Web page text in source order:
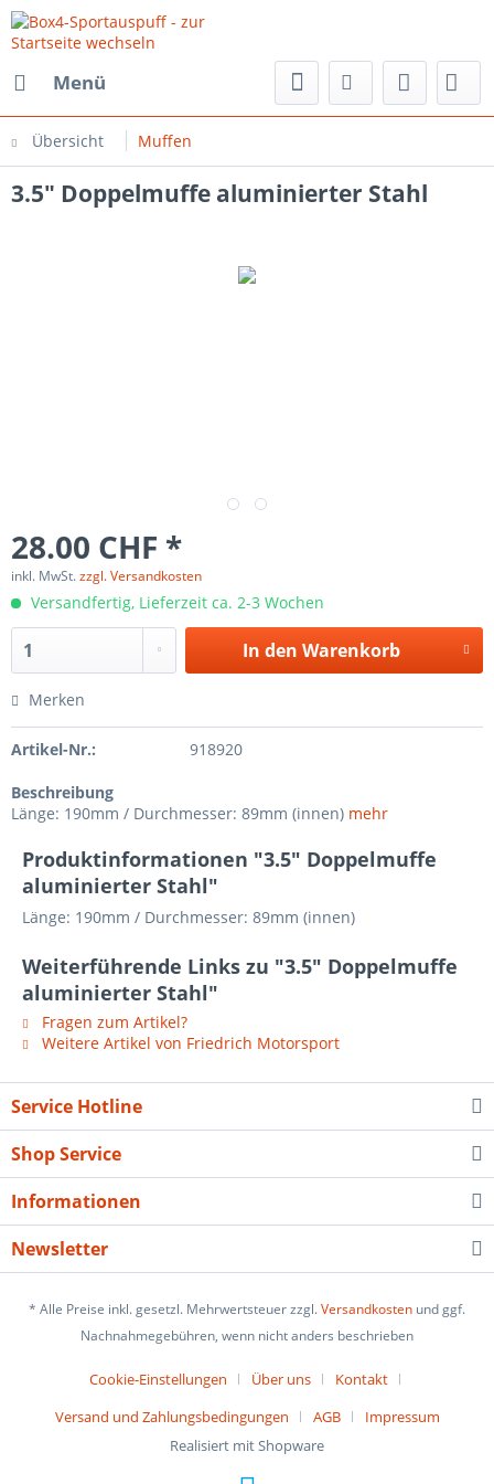
Menü
Übersicht Muffen
3.5" Doppelmuffe aluminierter Stahl
28.00 CHF *
inkl. MwSt.zzgl. Versandkosten
Versandfertig, Lieferzeit ca. 2-3 Wochen
In den Warenkorb
Merken
Artikel-Nr.: 918920
Beschreibung
Länge: 190mm / Durchmesser: 89mm (innen) mehr
Produktinformationen "3.5" Doppelmuffe
aluminierter Stahl"
Länge: 190mm / Durchmesser: 89mm (innen)
Weiterführende Links zu "3.5" Doppelmuffe
aluminierter Stahl"
Fragen zum Artikel?
Weitere Artikel von Friedrich Motorsport
Service Hotline
Shop Service
Informationen
Newsletter
* Alle Preise inkl. gesetzl. Mehrwertsteuer zzgl.Versandkosten und ggf.
Nachnahmegebühren, wenn nicht anders beschrieben
Cookie-Einstellungen Über uns
Kontakt
Versand und Zahlungsbedingungen
AGB
Impressum
Realisiert mit Shopware